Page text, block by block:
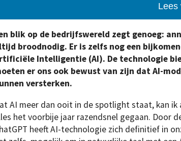
Lees
blik op de bedrijfswereld zegt genoeg:
broodnodig. Er is zelfs nog een
Intelligentie (AI). De technologie
er ons ook bewust van zijn dat AI-
versterken.
AI meer dan ooit in de spotlight staat, kan
het voorbije jaar razendsnel gegaan. Door
heeft AI-technologie zich definitief in